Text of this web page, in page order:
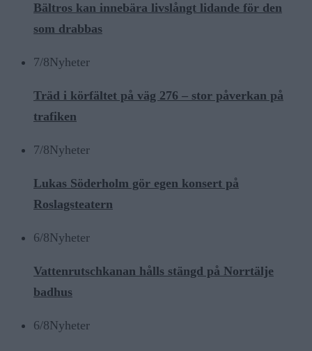
Bältros kan innebära livslångt lidande för den
som drabbas
7/8Nyheter
Träd i körfältet på väg 276 – stor påverkan på
trafiken
7/8Nyheter
Lukas Söderholm gör egen konsert på
Roslagsteatern
6/8Nyheter
Vattenrutschkanan hålls stängd på Norrtälje
badhus
6/8Nyheter